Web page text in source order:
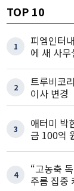
TOP 10
1
피엠인터
에 새 사무
2
트루비코
이사 변경
3
애터미 박
금 100억
4
“고농축
주름 집중